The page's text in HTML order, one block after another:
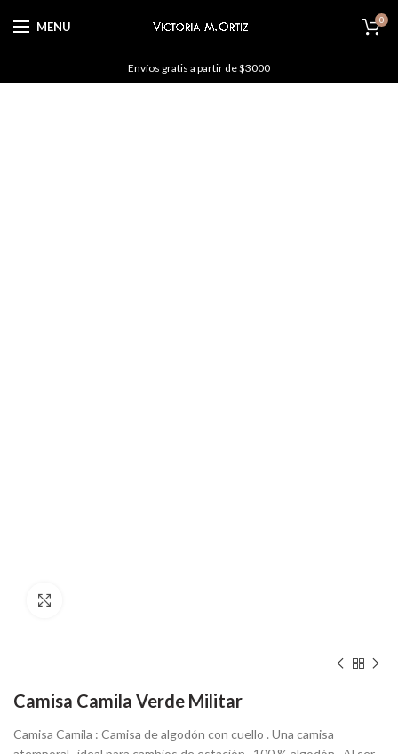
MENU 0
Envíos gratis a partir de $3000
Camisa Camila Verde Militar
Camisa Camila : Camisa de algodón con cuello . Una camisa